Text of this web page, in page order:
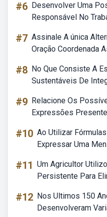
#6 Desenvolver Uma
Responsável No
#7 Assinale A única
Oração Coordenada
#8 No Que Consiste A
Sustentáveis De
#9 Relacione Os
Expressões
#10 Ao Utilizar
Expressar Uma
#11 Um Agricultor
Persistente Para
#12 Nos Ultimos 150
Desenvolveram